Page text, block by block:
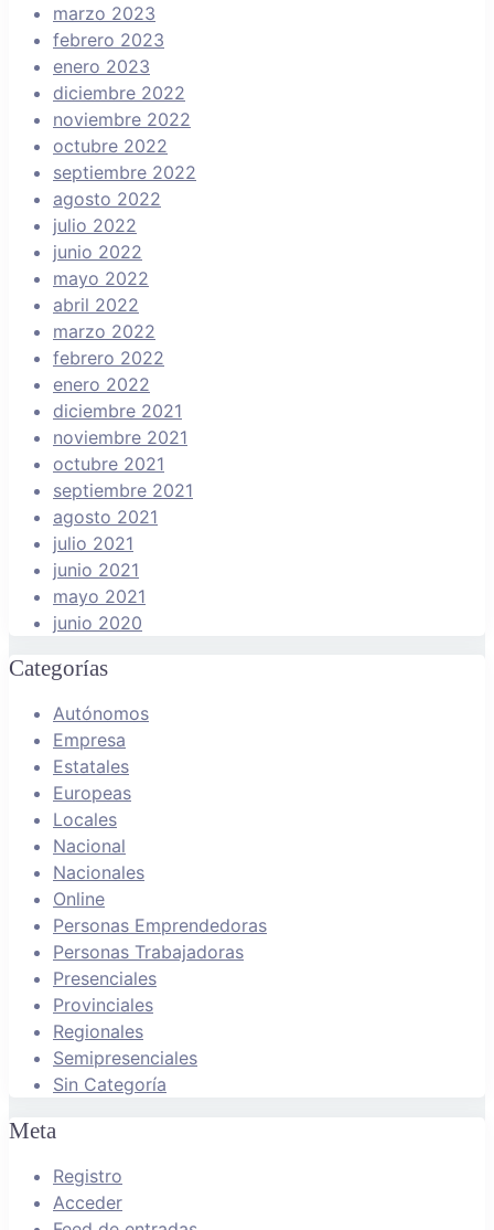
marzo 2023
febrero 2023
enero 2023
diciembre 2022
noviembre 2022
octubre 2022
septiembre 2022
agosto 2022
julio 2022
junio 2022
mayo 2022
abril 2022
marzo 2022
febrero 2022
enero 2022
diciembre 2021
noviembre 2021
octubre 2021
septiembre 2021
agosto 2021
julio 2021
junio 2021
mayo 2021
junio 2020
Categorías
Autónomos
Empresa
Estatales
Europeas
Locales
Nacional
Nacionales
Online
Personas Emprendedoras
Personas Trabajadoras
Presenciales
Provinciales
Regionales
Semipresenciales
Sin Categoría
Meta
Registro
Acceder